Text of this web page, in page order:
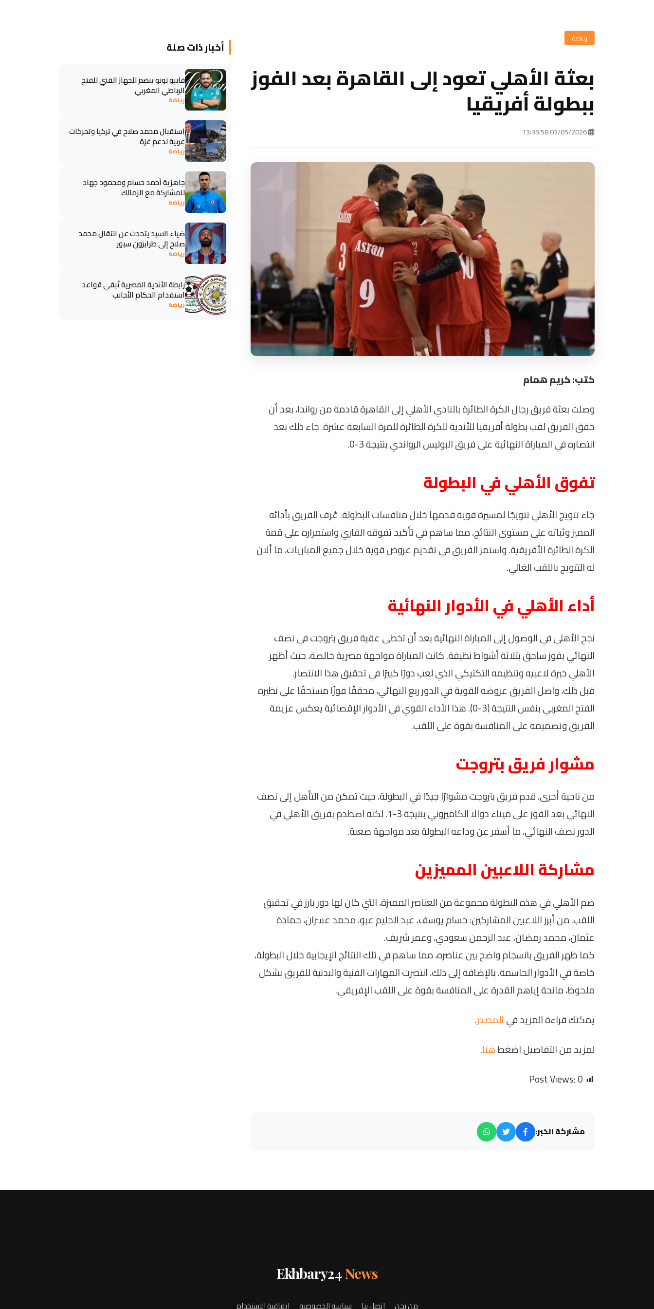
رياضة
بعثة الأهلي تعود إلى القاهرة بعد الفوز
ببطولة أفريقيا
كتب: كريم همام
وصلت بعثة فريق رجال الكرة الطائرة بالنادي الأهلي إلى القاهرة قادمة من رواندا، بعد أن
حقق الفريق لقب بطولة أفريقيا للأندية للكرة الطائرة للمرة السابعة عشرة. جاء ذلك بعد
انتصاره في المباراة النهائية على فريق البوليس الرواندي بنتيجة 3-0.
تفوق الأهلي في البطولة
جاء تتويج الأهلي تتويجًا لمسيرة قوية قدمها خلال منافسات البطولة. عُرف الفريق بأدائه
المميز وثباته على مستوى النتائج، مما ساهم في تأكيد تفوقه القاري واستمراره على قمة
الكرة الطائرة الأفريقية. واستمر الفريق في تقديم عروض قوية خلال جميع المباريات، ما ألان
له التتويج باللقب الغالي.
أداء الأهلي في الأدوار النهائية
نجح الأهلي في الوصول إلى المباراة النهائية بعد أن تخطى عقبة فريق بتروجت في نصف
النهائي بفوز ساحق بثلاثة أشواط نظيفة. كانت المباراة مواجهة مصرية خالصة، حيث أظهر
الأهلي خبرة لاعبيه وتنظيمه التكتيكي الذي لعب دورًا كبيرًا في تحقيق هذا الانتصار.
قبل ذلك، واصل الفريق عروضه القوية في الدور ربع النهائي، محققًا فوزًا مستحقًا على نظيره
الفتح المغربي بنفس النتيجة (3-0). هذا الأداء القوي في الأدوار الإقصائية يعكس عزيمة
الفريق وتصميمه على المنافسة بقوة على اللقب.
مشوار فريق بتروجت
من ناحية أخرى، قدم فريق بتروجت مشوارًا جيدًا في البطولة، حيث تمكن من التأهل إلى نصف
النهائي بعد الفوز على ميناء دوالا الكاميروني بنتيجة 3-1. لكنه اصطدم بفريق الأهلي في
الدور نصف النهائي، ما أسفر عن وداعه البطولة بعد مواجهة صعبة.
مشاركة اللاعبين المميزين
ضم الأهلي في هذه البطولة مجموعة من العناصر المميزة، التي كان لها دور بارز في تحقيق
اللقب. من أبرز اللاعبين المشاركين: حسام يوسف، عبد الحليم عبو، محمد عسران، حمادة
عثمان، محمد رمضان، عبد الرحمن سعودي، وعمر شريف.
كما ظهر الفريق بانسجام واضح بين عناصره، مما ساهم في تلك النتائج الإيجابية خلال البطولة،
خاصة في الأدوار الحاسمة. بالإضافة إلى ذلك، انتصرت المهارات الفنية والبدنية للفريق بشكل
ملحوظ، مانحة إياهم القدرة على المنافسة بقوة على اللقب الإفريقي.
يمكنك قراءة المزيد فيالمصدر.
لمزيد من التفاصيل اضغطهنا.
Post Views:0
مشاركة الخبر:
أخبار ذات صلة
فابيو نونو ينضم للجهاز الفني للفتح
الرباطي المغربي
رياضة
استقبال محمد صلاح في تركيا وتحركات
عربية لدعم غزة
رياضة
جاهزية أحمد حسام ومحمود جهاد
للمشاركة مع الزمالك
رياضة
ضياء السيد يتحدث عن انتقال محمد
صلاح إلى طرابزون سبور
رياضة
رابطة الأندية المصرية تُبقي قواعد
استقدام الحكام الأجانب
رياضة
Ekhbary24 News
من نحن اتصل بنا سياسة الخصوصية اتفاقية الاستخدام